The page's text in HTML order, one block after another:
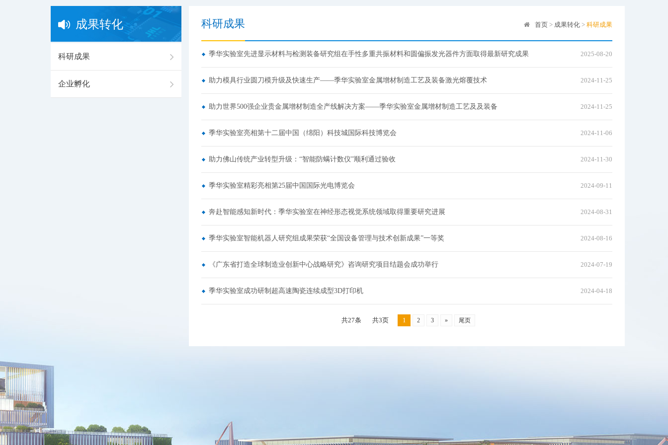
成果转化
科研成果
企业孵化
科研成果 首页 > 成果转化 > 科研成果
2025-08-20
季华实验室先进显示材料与检测装备研究组在手性多重共振材料和圆偏振发光器件方面取得最新研究成果
2024-11-25
助力模具行业圆刀模升级及快速生产——季华实验室金属增材制造工艺及装备激光熔覆技术
2024-11-25
助力世界500强企业贵金属增材制造全产线解决方案——季华实验室金属增材制造工艺及及装备
2024-11-06
季华实验室亮相第十二届中国（绵阳）科技城国际科技博览会
2024-11-30
助力佛山传统产业转型升级：“智能防螨计数仪”顺利通过验收
2024-09-11
季华实验室精彩亮相第25届中国国际光电博览会
2024-08-31
奔赴智能感知新时代：季华实验室在神经形态视觉系统领域取得重要研究进展
2024-08-16
季华实验室智能机器人研究组成果荣获“全国设备管理与技术创新成果”一等奖
2024-07-19
《广东省打造全球制造业创新中心战略研究》咨询研究项目结题会成功举行
2024-04-18
季华实验室成功研制超高速陶瓷连续成型3D打印机
共27条 共3页 1 2 3 » 尾页